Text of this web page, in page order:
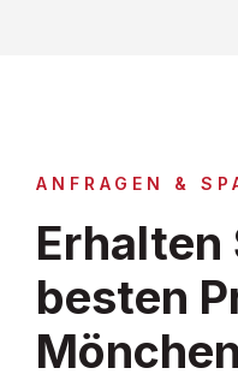
ANFRAGEN &
Erhalten
besten